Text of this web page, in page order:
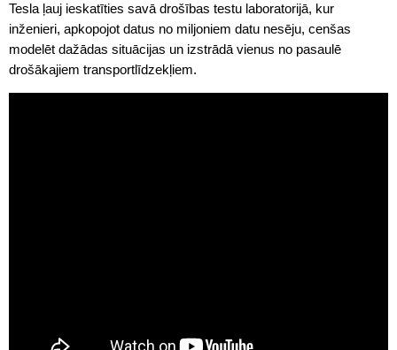
Tesla ļauj ieskatīties savā drošības testu laboratorijā, kur
inženieri, apkopojot datus no miljoniem datu nesēju, cenšas
modelēt dažādas situācijas un izstrādā vienus no pasaulē
drošākajiem transportlīdzekļiem.